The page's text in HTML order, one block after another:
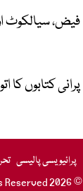
فیض، سیالکوٹ
پرانی کتابوں کا
پرائیویسی پالیسی
© 2026 WE News. All Rights Reserved